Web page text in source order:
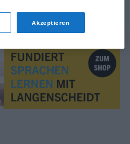
Akzeptieren